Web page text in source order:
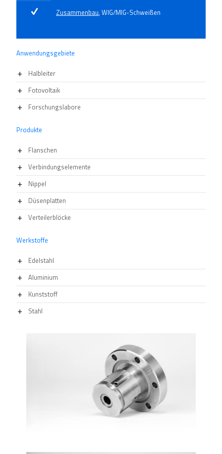
Zusammenbau, WIG/MIG-Schweißen
Anwendungsgebiete
Halbleiter
Fotovoltaik
Forschungslabore
Produkte
Flanschen
Verbindungselemente
Nippel
Düsenplatten
Verteilerblöcke
Werkstoffe
Edelstahl
Aluminium
Kunststoff
Stahl